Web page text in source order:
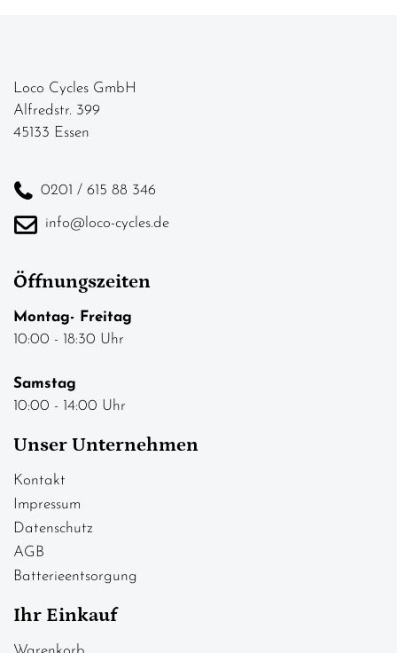
Loco Cycles GmbH
Alfredstr. 399
45133 Essen
0201 / 615 88 346
info@loco-cycles.de
Öffnungszeiten
Montag- Freitag
10:00 - 18:30 Uhr
Samstag
10:00 - 14:00 Uhr
Unser Unternehmen
Kontakt
Impressum
Datenschutz
AGB
Batterieentsorgung
Ihr Einkauf